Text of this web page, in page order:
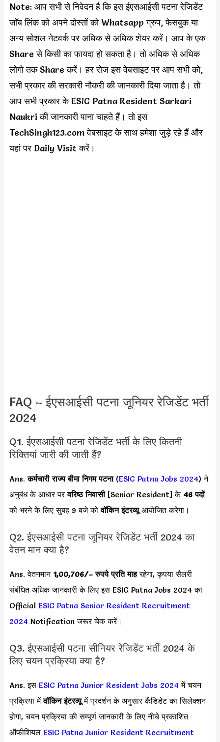
Note: आप सभी से निवेदन है कि इस ईएसआईसी पटना रेजिडेंट
जॉब लिंक को अपने दोस्तों को Whatsapp ग्रुप, फेसबुक या
अन्य सोशल नेटवर्क पर अधिक से अधिक शेयर करें। आप के एक
Share से किसी का फायदा हो सकता है। तो अधिक से अधिक
लोगो तक Share करें। हर रोज इस वेबसाइट पर आप सभी को,
सभी प्रकार की सरकारी नौकरी की जानकारी दिया जाता है। तो
आप सभी प्रकार के ESIC Patna Resident Sarkari
Naukri की जानकारी पाना चाहते हैं। तो इस
TechSingh123.com वेबसाइट के साथ हमेशा जुड़े रहे हैं और
यहां पर Daily Visit करें।
FAQ – ईएसआईसी पटना जूनियर रेजिडेंट भर्ती
2024
Q1. ईएसआईसी पटना रेजिडेंट भर्ती के लिए कितनी
रिक्तियां जारी की जाती हैं?
Ans.कर्मचारी राज्य बीमा निगम पटना(ESIC Patna Jobs 2024) ने
अनुबंध के आधार परवरिष्ठ निवासी[Senior Resident] के46 पदों
को भरने के लिए सुबह 9 बजे कोवॉकिन इंटरव्यूआयोजित करेगा।
Q2. ईएसआईसी पटना जूनियर रेजिडेंट भर्ती 2024 का
वेतन मान क्या है?
Ans. वेतनमान1,00,706/– रुपये प्रति माहरहेगा, कृपया सैलरी
संबंधित अधिक जानकारी के लिए इस ESIC Patna Jobs 2024 का
Official ESIC Patna Senior Resident Recruitment
2024 Notification जरूर चेक करें।
Q3. ईएसआईसी पटना सीनियर रेजिडेंट भर्ती 2024 के
लिए चयन प्रक्रिया क्या है?
Ans. इस ESIC Patna Junior Resident Jobs 2024 में चयन
प्रक्रिया मेंवॉकिन इंटरव्यूमें प्रदर्शन के अनुसार कैंडिडेट का सिलेक्शन
होगा, चयन प्रक्रिया की सम्पूर्ण जानकारी के लिए नीचे प्रकाशित
ऑफीशियल ESIC Patna Junior Resident Recruitment